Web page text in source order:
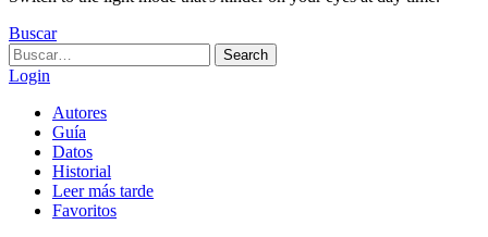
Buscar
Search
for:
Search
Login
Autores
Guía
Datos
Historial
Leer más tarde
Favoritos